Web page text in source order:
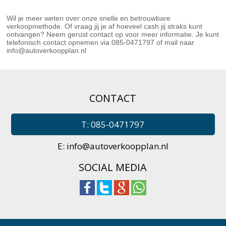
Wil je meer weten over onze snelle en betrouwbare
verkoopmethode. Of vraag jij je af hoeveel cash jij straks kunt
ontvangen? Neem gerust contact op voor meer informatie. Je kunt
telefonisch contact opnemen via 085-0471797 of mail naar
info@autoverkoopplan.nl
CONTACT
T: 085-0471797
E: info@autoverkoopplan.nl
SOCIAL MEDIA